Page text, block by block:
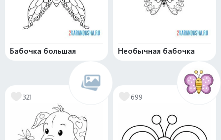
Бабочка большая Необычная бабочка
321 699